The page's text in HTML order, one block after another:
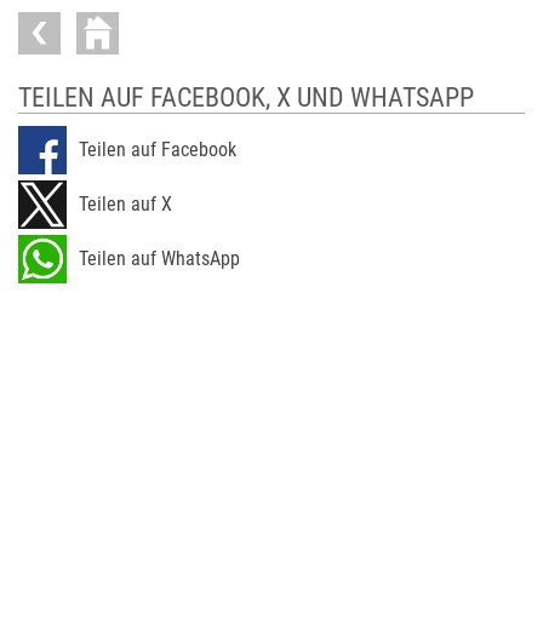
TEILEN AUF FACEBOOK, X UND WHATSAPP
Teilen auf Facebook
Teilen auf X
Teilen auf WhatsApp